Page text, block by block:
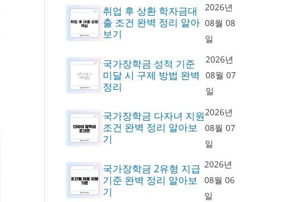
취업 후 상환 학자금대
출 조건 완벽 정리 알아
보기
2026년
08월 08
일
국가장학금 성적 기준
미달 시 구제 방법 완벽
정리
2026년
08월 07
일
국가장학금 다자녀 지원
조건 완벽 정리 알아보
기
2026년
08월 07
일
국가장학금 2유형 지급
기준 완벽 정리 알아보
기
2026년
08월 06
일